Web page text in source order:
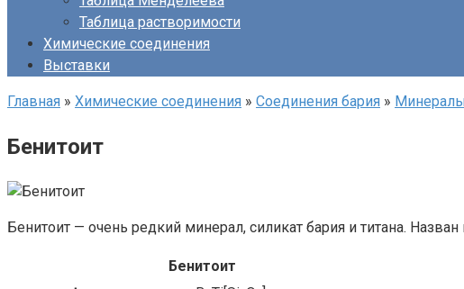
Таблица растворимости
Химические соединения
Выставки
Главная » Химические соединения » Соединения бария »
Бенитоит
Бенитоит — очень редкий минерал, силикат бария и титана.
Бенитоит